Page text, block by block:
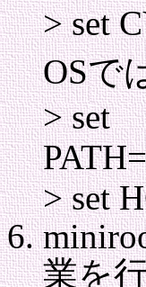
> set
OSで
> set
> set
業を